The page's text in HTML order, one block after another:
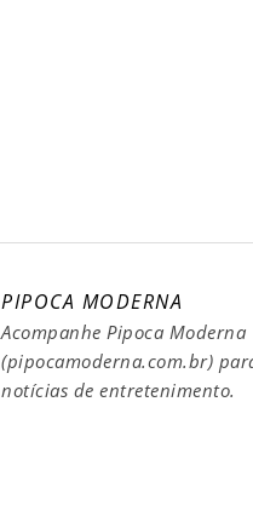
PIPOCA MODERNA
Acompanhe Pipoca Moderna
(pipocamoderna.com.br)
notícias de entretenimento.